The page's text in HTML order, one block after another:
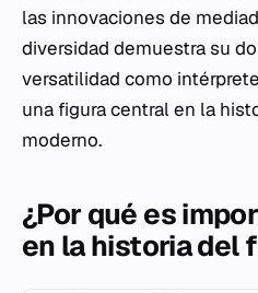
las innovaciones de
diversidad demuestra su
versatilidad como
una figura central en la
moderno.
¿Por qué es
en la historia del